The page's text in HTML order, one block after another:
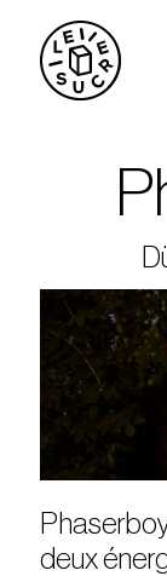
deux